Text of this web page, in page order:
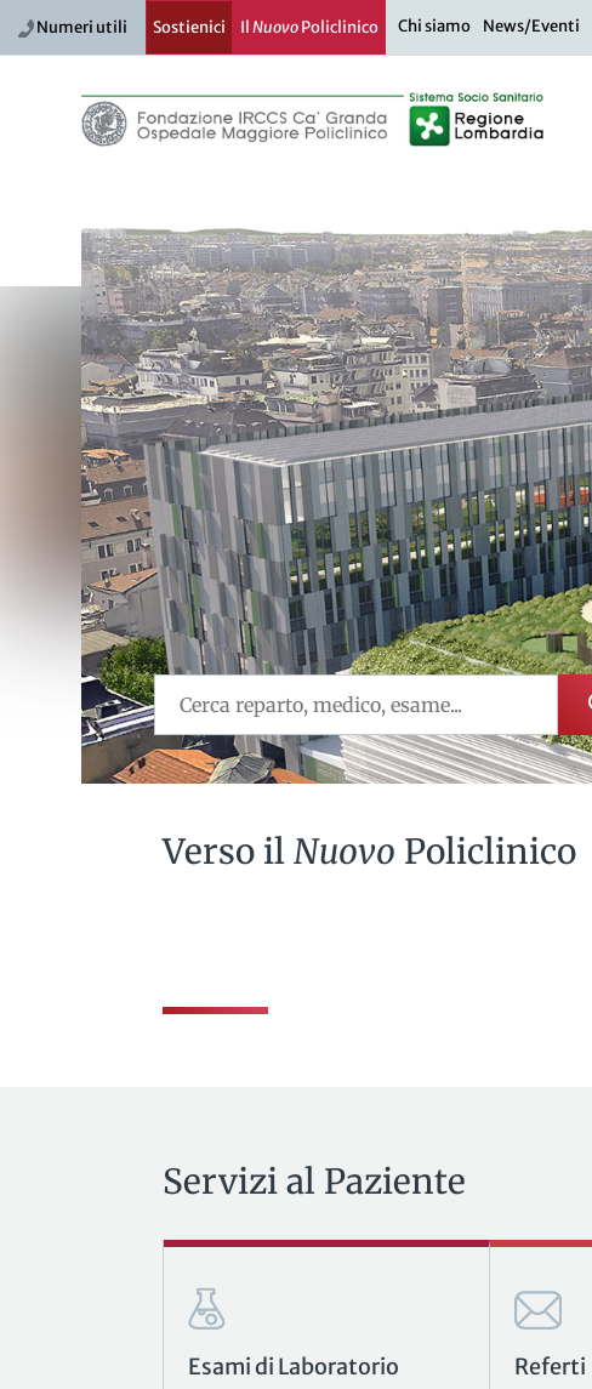
Numeri utili Sostienici IlNuovoPoliclinico Chi siamo News/Eventi
Verso ilNuovo Policlinico
Servizi al Paziente
Esami di Laboratorio Referti